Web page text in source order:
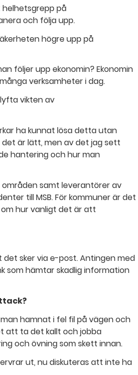
på
och följa upp.
högre upp på
följer upp ekonomin? Ekonomin
verksamheter i dag.
vikten av
ha kunnat lösa detta utan
är lätt, men av det jag sett
hantering och hur man
samt leverantörer av
till MSB. För kommuner är det
hur vanligt det är att
sker via e-post. Antingen med
som hämtar skadlig information
hamnat i fel fil på vägen och
att ta det kallt och jobba
och övning som skett innan.
ut, nu diskuteras att inte ha